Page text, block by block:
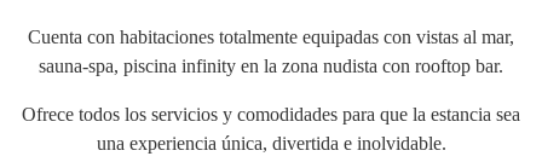
Cuenta con habitaciones totalmente equipadas con vistas al mar,
sauna-spa, piscina infinity en la zona nudista con rooftop bar.
Ofrece todos los servicios y comodidades para que la estancia sea
una experiencia única, divertida e inolvidable.